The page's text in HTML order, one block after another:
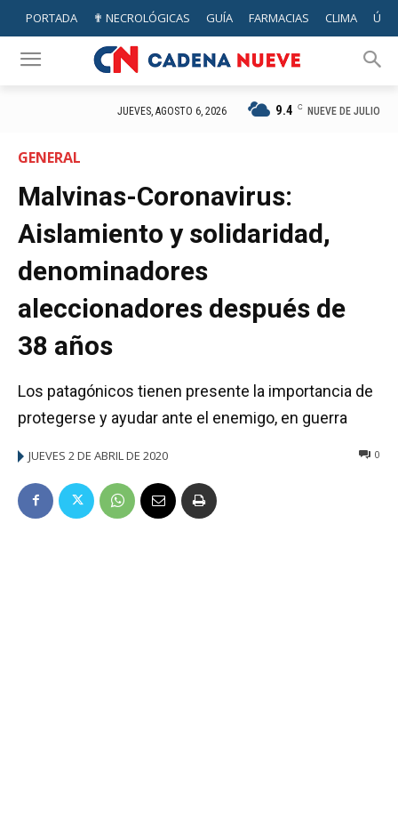
PORTADA ✟ NECROLÓGICAS GUÍA FARMACIAS CLIMA
JUEVES, AGOSTO 6, 2026 9.4 C NUEVE DE JULIO
GENERAL
Malvinas-Coronavirus:
Aislamiento y solidaridad,
denominadores
aleccionadores después de
38 años
Los patagónicos tienen presente la importancia de
protegerse y ayudar ante el enemigo, en guerra
JUEVES 2 DE ABRIL DE 2020 0